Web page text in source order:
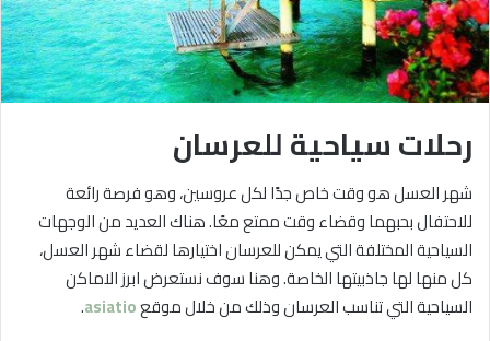
رحلات سياحية للعرسان
شهر العسل هو وقت خاص جدًا لكل عروسين، وهو فرصة رائعة
للاحتفال بحبهما وقضاء وقت ممتع معًا. هناك العديد من الوجهات
السياحية المختلفة التي يمكن للعرسان اختيارها لقضاء شهر العسل،
كل منها لها جاذبيتها الخاصة. وهنا سوف نستعرض ابرز الاماكن
السياحية التي تناسب العرسان وذلك من خلال موقعasiatio
.